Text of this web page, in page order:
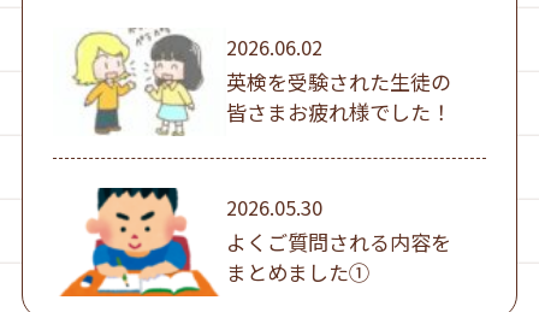
2026.06.02
英検を受験された生徒の
皆さまお疲れ様でした！
2026.05.30
よくご質問される内容を
まとめました①